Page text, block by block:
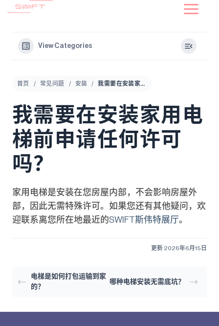
View Categories
首页 常见问题 安装 我需要在安装家用电梯前申请任何许可吗？
我需要在安装家用电
梯前申请任何许可
吗？
家用电梯是安装在您房屋内部，不会影响房屋外
部，因此无需特殊许可。如果您还有其他疑问，欢
迎联系离您所在地最近的SWIFT斯伟特展厅。
更新 2026年6月15日
电梯是如何打包运输到家
的？
哪种电梯安装无需底坑？